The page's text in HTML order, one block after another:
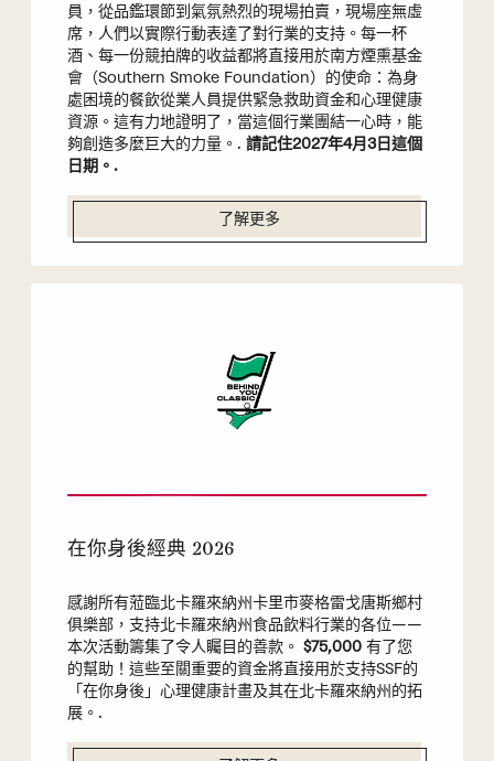
員，從品鑑環節到氣氛熱烈的現場拍賣，現場座無虛
席，人們以實際行動表達了對行業的支持。每一杯
酒、每一份競拍牌的收益都將直接用於南方煙熏基金
會（Southern Smoke Foundation）的使命：為身
處困境的餐飲從業人員提供緊急救助資金和心理健康
資源。這有力地證明了，當這個行業團結一心時，能
夠創造多麼巨大的力量。. 請記住2027年4月3日這個
日期。.
了解更多
在你身後經典 2026
感謝所有蒞臨北卡羅來納州卡里市麥格雷戈唐斯鄉村
俱樂部，支持北卡羅來納州食品飲料行業的各位——
本次活動籌集了令人矚目的善款。 $75,000 有了您
的幫助！這些至關重要的資金將直接用於支持SSF的
「在你身後」心理健康計畫及其在北卡羅來納州的拓
展。.